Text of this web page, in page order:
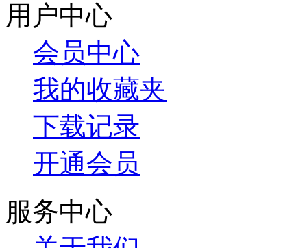
用户中心
会员中心
我的收藏夹
下载记录
开通会员
服务中心